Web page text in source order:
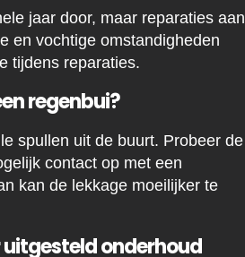
jaar door, maar reparaties aan
en vochtige omstandigheden
tijdens reparaties.
regenbui?
spullen uit de buurt. Probeer de
contact op met een
kan de lekkage moeilijker te
onderhoud